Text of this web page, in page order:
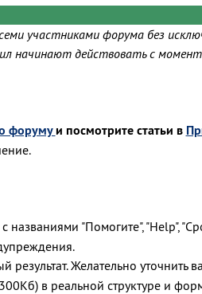
участниками форума без
начинают действовать с
форумуи посмотрите статьи в
названиями "Помогите", "Help",
результат. Желательно уточнить
в реальной структуре и